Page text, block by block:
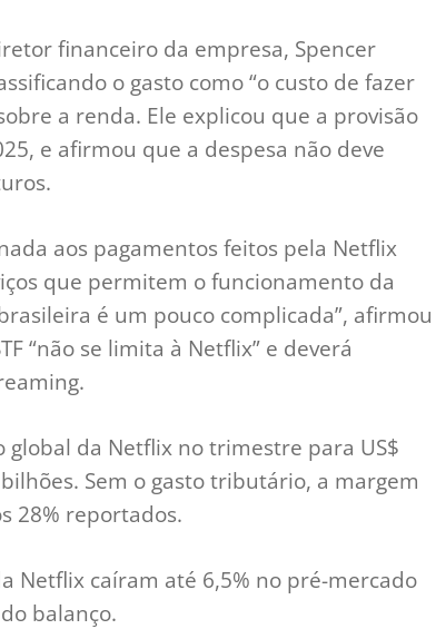
financeiro da empresa, Spencer
o gasto como “o custo de fazer
a renda. Ele explicou que a provisão
e afirmou que a despesa não deve
aos pagamentos feitos pela Netflix
que permitem o funcionamento da
é um pouco complicada”, afirmou
“não se limita à Netflix” e deverá
da Netflix no trimestre para US$
Sem o gasto tributário, a margem
28% reportados.
Netflix caíram até 6,5% no pré-mercado
balanço.